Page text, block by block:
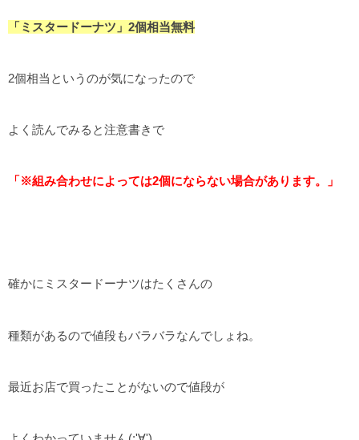
「ミスタードーナツ」2個相当無料
2個相当というのが気になったので
よく読んでみると注意書きで
「※組み合わせによっては2個にならない場合があります。」
確かにミスタードーナツはたくさんの
種類があるので値段もバラバラなんでしょね。
最近お店で買ったことがないので値段が